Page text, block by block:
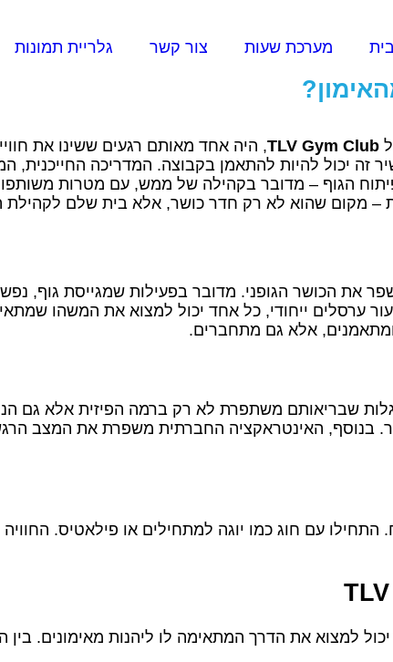
מערכת שעות צור קשר גלריית תמונות
TLV Gym Club, היה אחד מאותם רגעים ששינו את
יכול להיות להתאמן בקבוצה. המדריכה החייכנית,
הגוף – מדובר בקהילה של ממש, עם מטרות
את הכושר הגופני. מדובר בפעילות שמגייסת גוף,
ומתאמנים, אלא גם מתחברים.
שבריאותם משתפרת לא רק ברמה הפיזית אלא גם
בנוסף, האינטראקציה החברתית משפרת את המצב
עם חוג כמו יוגה למתחילים או פילאטיס.
למצוא את הדרך המתאימה לו ליהנות מאימונים. בין